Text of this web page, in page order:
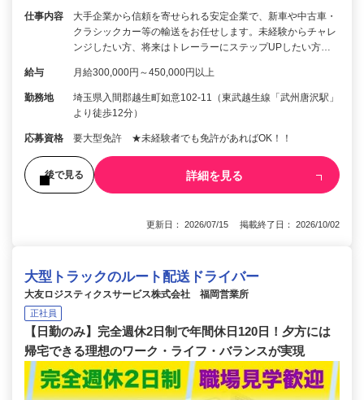
仕事内容
大手企業から信頼を寄せられる安定企業で、新車や中古車・
クラシックカー等の輸送をお任せします。未経験からチャレ
ンジしたい方、将来はトレーラーにステップUPしたい方…
給与 月給300,000円～450,000円以上
勤務地
埼玉県入間郡越生町如意102-11（東武越生線「武州唐沢駅」
より徒歩12分）
応募資格 要大型免許 ★未経験者でも免許があればOK！！
後で見る 詳細を見る
更新日： 2026/07/15 掲載終了日： 2026/10/02
大型トラックのルート配送ドライバー
大友ロジスティクスサービス株式会社 福岡営業所
正社員
【日勤のみ】完全週休2日制で年間休日120日！夕方には
帰宅できる理想のワーク・ライフ・バランスが実現